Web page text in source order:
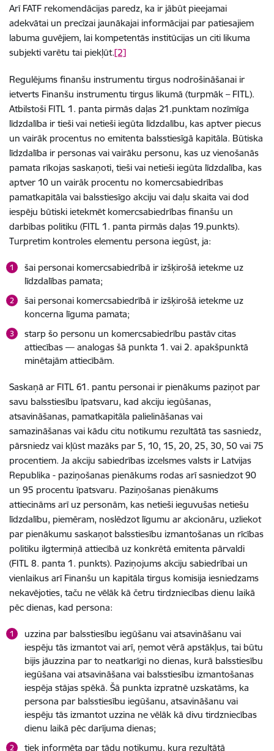
Arī FATF rekomendācijas paredz, ka ir jābūt pieejamai
adekvātai un precīzai jaunākajai informācijai par patiesajiem
labuma guvējiem, lai kompetentās institūcijas un citi likuma
subjekti varētu tai piekļūt.[2]
Regulējums finanšu instrumentu tirgus nodrošināšanai ir
ietverts Finanšu instrumentu tirgus likumā (turpmāk – FITL).
Atbilstoši FITL 1. panta pirmās daļas 21.punktam nozīmīga
līdzdalība ir tieši vai netieši iegūta līdzdalību, kas aptver piecus
un vairāk procentus no emitenta balsstiesīgā kapitāla. Būtiska
līdzdalība ir personas vai vairāku personu, kas uz vienošanās
pamata rīkojas saskaņoti, tieši vai netieši iegūta līdzdalība, kas
aptver 10 un vairāk procentu no komercsabiedrības
pamatkapitāla vai balsstiesīgo akciju vai daļu skaita vai dod
iespēju būtiski ietekmēt komercsabiedrības finanšu un
darbības politiku (FITL 1. panta pirmās daļas 19.punkts).
Turpretim kontroles elementu persona iegūst, ja:
šai personai komercsabiedrībā ir izšķirošā ietekme uz
līdzdalības pamata;
šai personai komercsabiedrībā ir izšķirošā ietekme uz
koncerna līguma pamata;
starp šo personu un komercsabiedrību pastāv citas
attiecības — analogas šā punkta 1. vai 2. apakšpunktā
minētajām attiecībām.
Saskaņā ar FITL 61. pantu personai ir pienākums paziņot par
savu balsstiesību īpatsvaru, kad akciju iegūšanas,
atsavināšanas, pamatkapitāla palielināšanas vai
samazināšanas vai kādu citu notikumu rezultātā tas sasniedz,
pārsniedz vai kļūst mazāks par 5, 10, 15, 20, 25, 30, 50 vai 75
procentiem. Ja akciju sabiedrības izcelsmes valsts ir Latvijas
Republika - paziņošanas pienākums rodas arī sasniedzot 90
un 95 procentu īpatsvaru. Paziņošanas pienākums
attiecināms arī uz personām, kas netieši ieguvušas netiešu
līdzdalību, piemēram, noslēdzot līgumu ar akcionāru, uzliekot
par pienākumu saskaņot balsstiesību izmantošanas un rīcības
politiku ilgtermiņā attiecībā uz konkrētā emitenta pārvaldi
(FITL 8. panta 1. punkts). Paziņojums akciju sabiedrībai un
vienlaikus arī Finanšu un kapitāla tirgus komisija iesniedzams
nekavējoties, taču ne vēlāk kā četru tirdzniecības dienu laikā
pēc dienas, kad persona:
uzzina par balsstiesību iegūšanu vai atsavināšanu vai
iespēju tās izmantot vai arī, ņemot vērā apstākļus, tai būtu
bijis jāuzzina par to neatkarīgi no dienas, kurā balsstiesību
iegūšana vai atsavināšana vai balsstiesību izmantošanas
iespēja stājas spēkā. Šā punkta izpratnē uzskatāms, ka
persona par balsstiesību iegūšanu, atsavināšanu vai
iespēju tās izmantot uzzina ne vēlāk kā divu tirdzniecības
dienu laikā pēc darījuma dienas;
tiek informēta par tādu notikumu, kura rezultātā